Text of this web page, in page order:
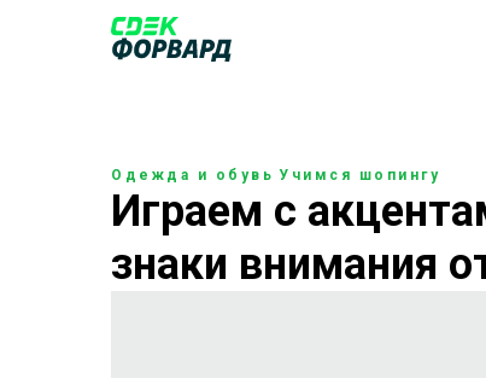
Одежда и обувь Учимся шопингу
Играем с
знаки внимания